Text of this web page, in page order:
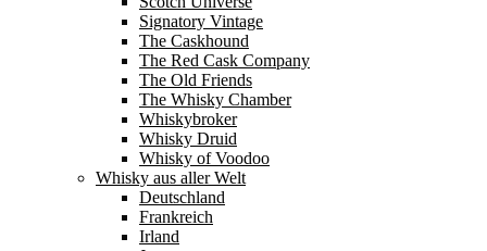
Signatory Vintage
The Caskhound
The Red Cask Company
The Old Friends
The Whisky Chamber
Whiskybroker
Whisky Druid
Whisky of Voodoo
Whisky aus aller Welt
Deutschland
Frankreich
Irland